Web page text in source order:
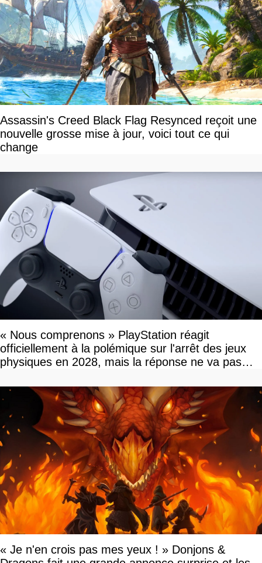
Assassin's Creed Black Flag Resynced reçoit une
nouvelle grosse mise à jour, voici tout ce qui
change
« Nous comprenons » PlayStation réagit
officiellement à la polémique sur l'arrêt des jeux
physiques en 2028, mais la réponse ne va pas
« Je n'en crois pas mes yeux ! » Donjons &